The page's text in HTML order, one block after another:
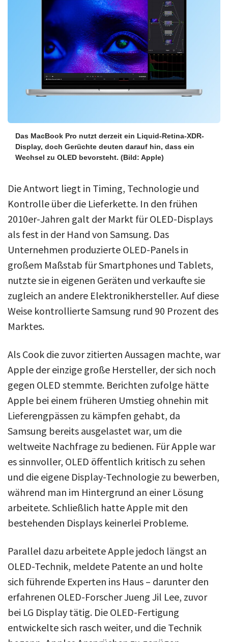
Das MacBook Pro nutzt derzeit ein Liquid-Retina-XDR-
Display, doch Gerüchte deuten darauf hin, dass ein
Wechsel zu OLED bevorsteht. (Bild: Apple)
Die Antwort liegt in Timing, Technologie und
Kontrolle über die Lieferkette. In den frühen
2010er-Jahren galt der Markt für OLED-Displays
als fest in der Hand von Samsung. Das
Unternehmen produzierte OLED-Panels in
großem Maßstab für Smartphones und Tablets,
nutzte sie in eigenen Geräten und verkaufte sie
zugleich an andere Elektronikhersteller. Auf diese
Weise kontrollierte Samsung rund 90 Prozent des
Marktes.
Als Cook die zuvor zitierten Aussagen machte, war
Apple der einzige große Hersteller, der sich noch
gegen OLED stemmte. Berichten zufolge hätte
Apple bei einem früheren Umstieg ohnehin mit
Lieferengpässen zu kämpfen gehabt, da
Samsung bereits ausgelastet war, um die
weltweite Nachfrage zu bedienen. Für Apple war
es sinnvoller, OLED öffentlich kritisch zu sehen
und die eigene Display-Technologie zu bewerben,
während man im Hintergrund an einer Lösung
arbeitete. Schließlich hatte Apple mit den
bestehenden Displays keinerlei Probleme.
Parallel dazu arbeitete Apple jedoch längst an
OLED-Technik, meldete Patente an und holte
sich führende Experten ins Haus – darunter den
erfahrenen OLED-Forscher Jueng Jil Lee, zuvor
bei LG Display tätig. Die OLED-Fertigung
entwickelte sich rasch weiter, und die Technik